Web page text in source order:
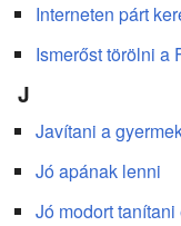
Interneten párt
Ismerőst törölni a
J
Javítani a
Jó apának lenni
Jó modort